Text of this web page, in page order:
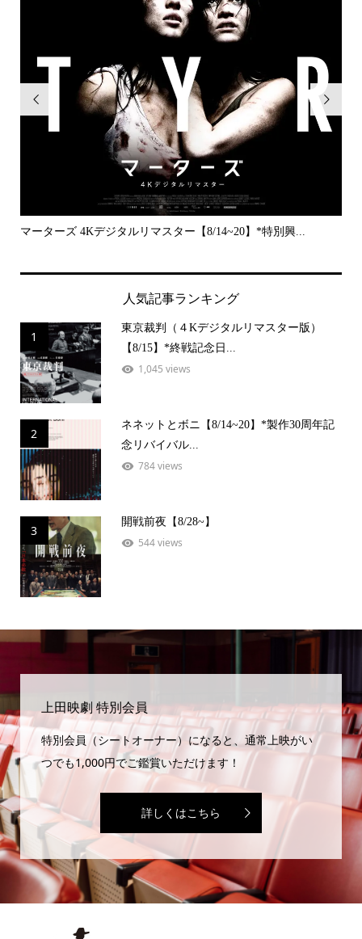

マーターズ 4Kデジタルリマスター【8/14~20】*特別興...

人気記事ランキング
1
東京裁判（４Kデジタルリマスター版）
【8/15】*終戦記念日...
1,045 views
2
ネネットとボニ【8/14~20】*製作30周年記
念リバイバル...
784 views
3
開戦前夜【8/28~】
544 views
上田映劇 特別会員
特別会員（シートオーナー）になると、通常上映がい
つでも1,000円でご鑑賞いただけます！
詳しくはこちら